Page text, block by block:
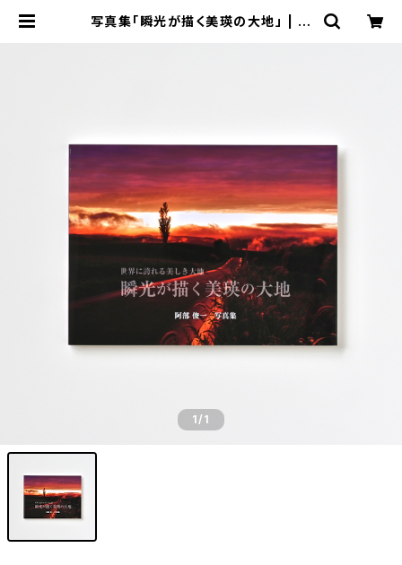
写真集「瞬光が描く美瑛の大地」 | 写
1/1